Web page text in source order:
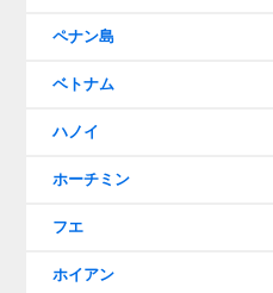
ペナン島
ベトナム
ハノイ
ホーチミン
フエ
ホイアン